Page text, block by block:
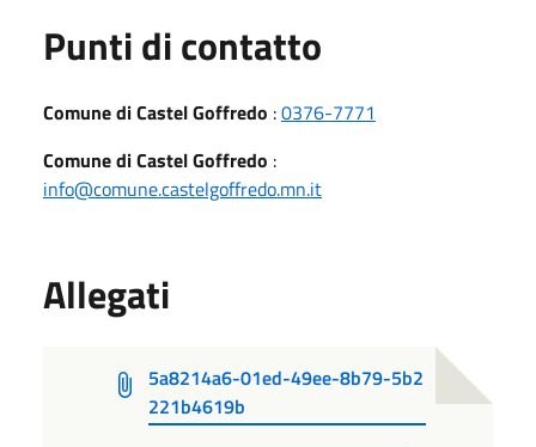
Punti di contatto
Comune di Castel Goffredo :0376-7771
Comune di Castel Goffredo :
info@comune.castelgoffredo.mn.it
Allegati
5a8214a6-01ed-49ee-8b79-5b2
221b4619b